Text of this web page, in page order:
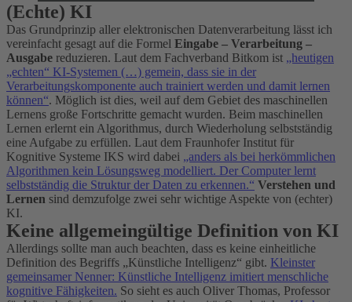
(Echte) KI
Das Grundprinzip aller elektronischen Datenverarbeitung lässt ich
vereinfacht gesagt auf die Formel Eingabe – Verarbeitung –
Ausgabe reduzieren. Laut dem Fachverband Bitkom ist „heutigen
„echten“ KI-Systemen (…) gemein, dass sie in der
Verarbeitungskomponente auch trainiert werden und damit lernen
können“. Möglich ist dies, weil auf dem Gebiet des maschinellen
Lernens große Fortschritte gemacht wurden. Beim maschinellen
Lernen erlernt ein Algorithmus, durch Wiederholung selbstständig
eine Aufgabe zu erfüllen. Laut dem Fraunhofer Institut für
Kognitive Systeme IKS wird dabei „anders als bei herkömmlichen
Algorithmen kein Lösungsweg modelliert. Der Computer lernt
selbstständig die Struktur der Daten zu erkennen.“ Verstehen und
Lernen sind demzufolge zwei sehr wichtige Aspekte von (echter)
KI.
Keine allgemeingültige Definition von KI
Allerdings sollte man auch beachten, dass es keine einheitliche
Definition des Begriffs „Künstliche Intelligenz“ gibt. Kleinster
gemeinsamer Nenner: Künstliche Intelligenz imitiert menschliche
kognitive Fähigkeiten. So sieht es auch Oliver Thomas, Professor